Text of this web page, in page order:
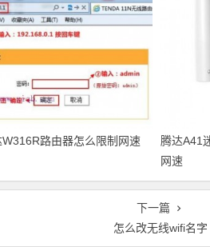
W316R路由器怎么限制网速
腾达A41
网速
下一篇
怎么改无线wifi名字